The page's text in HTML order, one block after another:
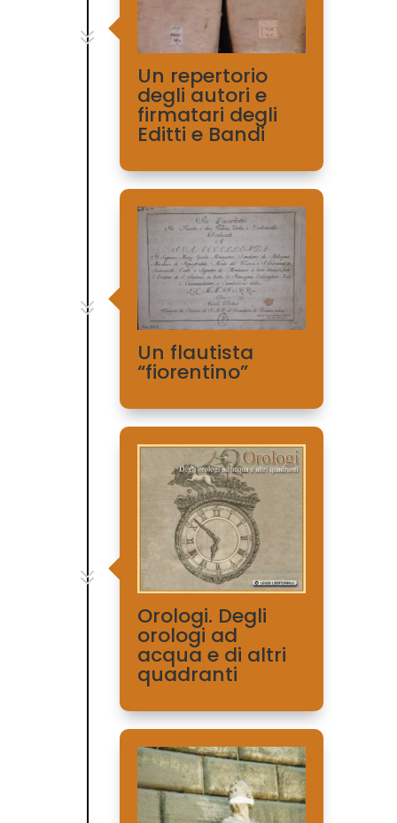
7
Un repertorio
degli autori e
firmatari degli
Editti e Bandi
7
Un flautista
“fiorentino”
7
Orologi. Degli
orologi ad
acqua e di altri
quadranti